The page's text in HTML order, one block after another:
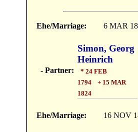
Ehe/Marriage: 6 MAR
- Partner:
Simon, Georg
Heinrich
* 24 FEB
1794 + 15 MAR
1824
Ehe/Marriage: 16 NOV